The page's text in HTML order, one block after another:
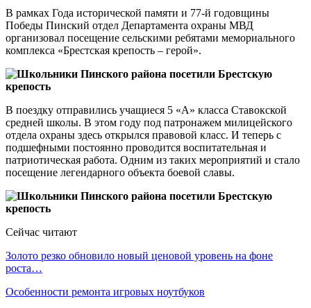
В рамках Года исторической памяти и 77-й годовщины
Победы Пинский отдел Департамента охраны МВД
организовал посещение сельскими ребятами мемориального
комплекса «Брестская крепость – герой».
В поездку отправились учащиеся 5 «А» класса Ставокской
средней школы. В этом году под патронажем милицейского
отдела охраны здесь открылся правовой класс. И теперь с
подшефными постоянно проводится воспитательная и
патриотическая работа. Одним из таких мероприятий и стало
посещение легендарного объекта боевой славы.
Сейчас читают
Золото резко обновило новый ценовой уровень на фоне
роста…
Особенности ремонта игровых ноутбуков